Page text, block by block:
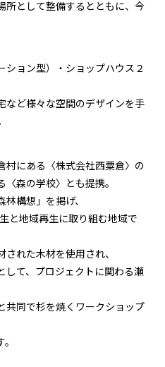
所として整備するとともに、今
ション型）・ショップハウス２
など様々な空間のデザインを手
村にある〈株式会社西粟倉〉の
森の学校〉とも提携。
構想」を掲げ、
と地域再生に取り組む地域で
れた木材を使用され、
して、プロジェクトに関わる瀬
共同で杉を焼くワークショップ